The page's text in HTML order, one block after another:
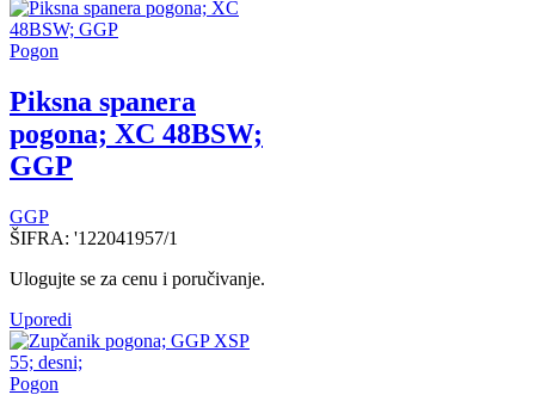
Pogon
Piksna spanera
pogona; XC 48BSW;
GGP
GGP
ŠIFRA: '122041957/1
Ulogujte se za cenu i poručivanje.
Uporedi
Pogon